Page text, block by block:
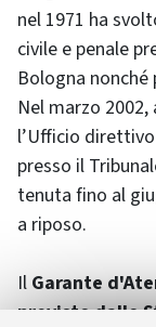
nel 1971 ha
civile e penale
Bologna nonché
Nel marzo
l’Ufficio
presso il
tenuta fino al
a riposo.
Il Garante
previsto dallo